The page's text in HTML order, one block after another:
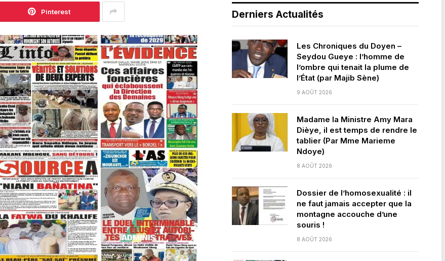
Pinterest Derniers Actualités
Les Chroniques du Doyen –
Seydou Gueye : l’homme de
l’ombre qui tenait la plume de
l’État (par Majib Sène)
9 AOÛT 2026
Madame la Ministre Amy Mara
Dièye, il est temps de rendre le
tablier (Par Mme Marieme
Ndoye)
8 AOÛT 2026
Dossier de l’homosexualité : il
ne faut jamais accepter que la
montagne accouche d’une
souris !
8 AOÛT 2026